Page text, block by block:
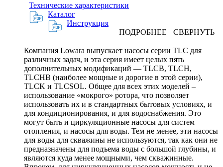
Технические характеристики
Каталог
Инструкция
ПОДРОБНЕЕ
СВЕРНУТЬ
Компания Lowara выпускает насосы серии TLC для
различных задач, и эта серия имеет целых пять
дополнительных модификаций — TLCB, TLCH,
TLCHB (наиболее мощные и дорогие в этой серии),
TLCK и TLCSOL. Общее для всех этих моделей –
использование «мокрого» ротора, что позволяет
использовать их и в стандартных бытовых условиях, и
для кондиционирования, и для водоснабжения. Это
могут быть и циркуляционные насосы для систем
отопления, и насосы для воды. Тем не менее, эти насосы
для воды для скважины не используются, так как они не
предназначены для подъема воды с большой глубины, и
являются куда менее мощными, чем скважинные.